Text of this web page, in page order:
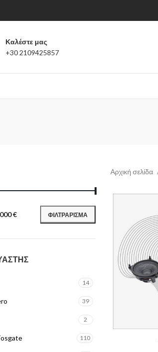
Καλέστε μας
+30 2109425857
ΦΙΛΤΡΑΡΙΣΜΑ
€
14
39
2
110
Αρχική σελίδα